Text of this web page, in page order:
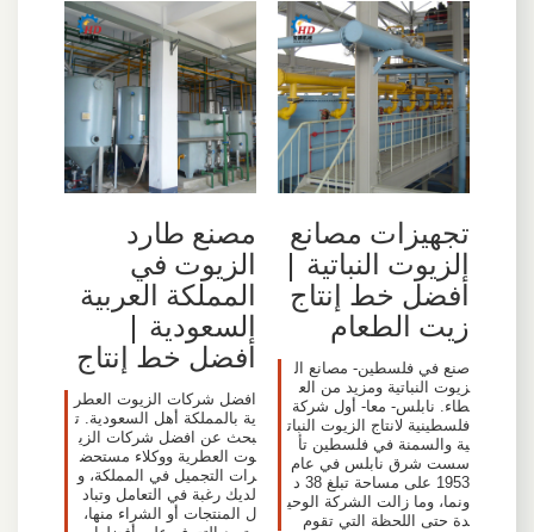
تجهيزات مصانع
الزيوت النباتية |
أفضل خط إنتاج
زيت الطعام
صنع في فلسطين- مصانع ال
زيوت النباتية ومزيد من الع
طاء. نابلس- معا- أول شركة
فلسطينية لانتاج الزيوت النبات
ية والسمنة في فلسطين تأ
سست شرق نابلس في عام
1953 على مساحة تبلغ 38 د
ونما، وما زالت الشركة الوحي
دة حتى اللحظة التي تقوم
مصنع طارد
الزيوت في
المملكة العربية
السعودية |
أفضل خط إنتاج
افضل شركات الزيوت العطر
ية بالمملكة أهل السعودية. ت
بحث عن افضل شركات الزي
وت العطرية ووكلاء مستحض
رات التجميل في المملكة، و
لديك رغبة في التعامل وتباد
ل المنتجات أو الشراء منها،